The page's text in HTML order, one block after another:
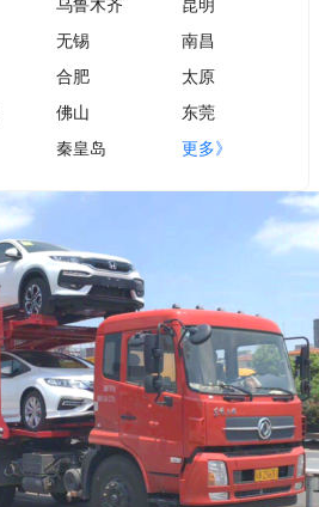
无锡
南昌
合肥
太原
佛山
东莞
秦皇岛 更多》